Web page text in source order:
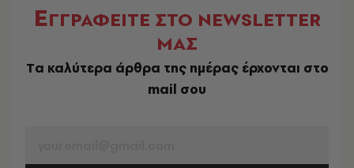
ΕΓΓΡΑΦΕΙΤΕ ΣΤΟ NEWSLETTER
ΜΑΣ
Tα καλύτερα άρθρα της ημέρας έρχονται στο
mail σου